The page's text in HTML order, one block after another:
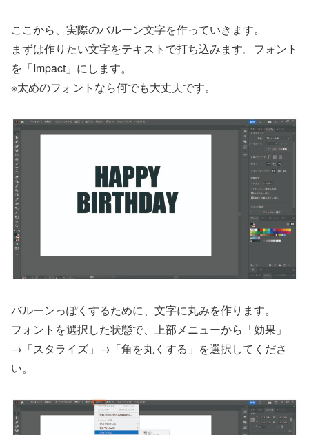
ここから、実際のバルーン文字を作っていきます。
まずは作りたい文字をテキストで打ち込みます。フォント
を「Impact」にします。
※太めのフォントなら何でも大丈夫です。
バルーンっぽくするために、文字に丸みを作ります。
フォントを選択した状態で、上部メニューから「効果」
→「スタライズ」→「角を丸くする」を選択してくださ
い。